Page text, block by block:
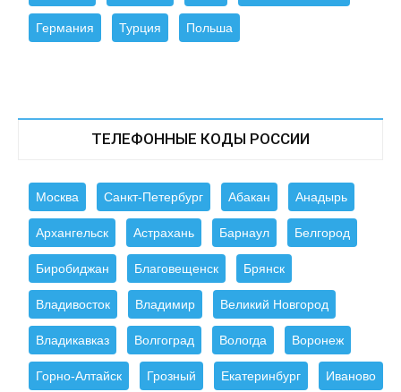
Германия Турция Польша
ТЕЛЕФОННЫЕ КОДЫ РОССИИ
Москва Санкт-Петербург Абакан Анадырь
Архангельск Астрахань Барнаул Белгород
Биробиджан Благовещенск Брянск
Владивосток Владимир Великий Новгород
Владикавказ Волгоград Вологда Воронеж
Горно-Алтайск Грозный Екатеринбург Иваново